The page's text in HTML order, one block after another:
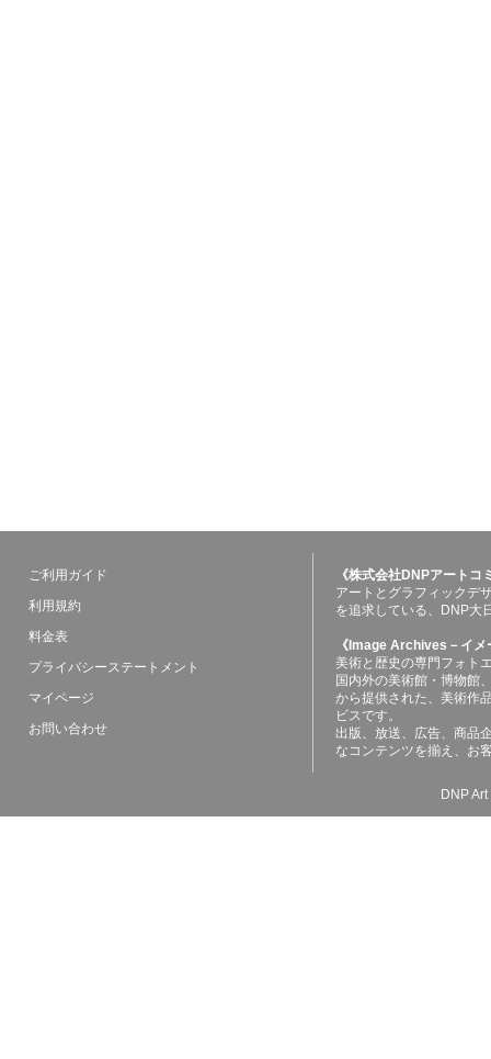
ご利用ガイド
利用規約
料金表
プライバシーステートメント
マイページ
お問い合わせ
《株式会社DNPアート
アートとグラフィックデ
を追求している、DNP大
《Image Archives－イ
美術と歴史の専門フォト
国内外の美術館・博物館
から提供された、美術作
ビスです。
出版、放送、広告、商品
なコンテンツを揃え、お
DNP